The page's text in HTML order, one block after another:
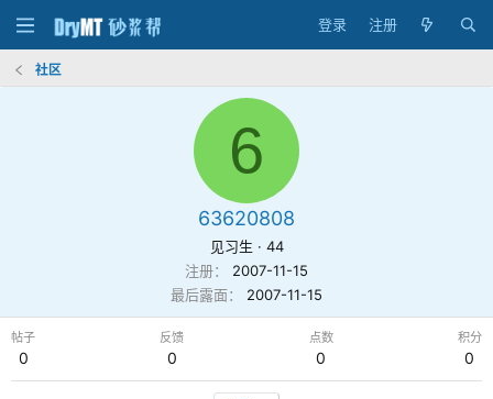
登录 注册
社区
6
63620808
见习生 · 44
注册
2007-11-15
最后露面
2007-11-15
帖子
0
反馈
0
点数
0
积分
0